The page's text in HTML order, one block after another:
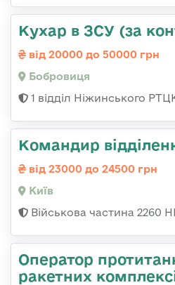
Кухар в ЗСУ (за
від 20000 до 50000 грн
Бобровиця
1 відділ Ніжинського
Командир
від 23000 до 24500 грн
Київ
Військова частина 2260
Оператор
ракетних